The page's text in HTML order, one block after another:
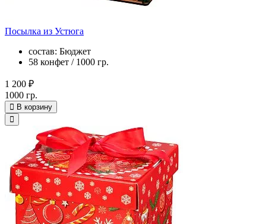
Посылка из Устюга
состав: Бюджет
58 конфет / 1000 гр.
1 200 ₽
1000 гр.
В корзину